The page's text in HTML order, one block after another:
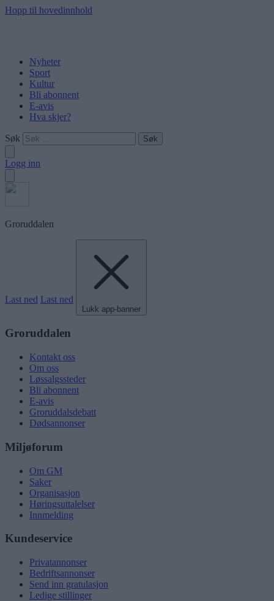
Hopp til hovedinnhold
Nyheter
Sport
Kultur
Bli abonnent
E-avis
Hva skjer?
Søk
Logg inn
Groruddalen
Last ned Last ned
Lukk app-banner
Groruddalen
Kontakt oss
Om oss
Løssalgssteder
Bli abonnent
E-avis
Groruddalsdebatt
Dødsannonser
Miljøforum
Om GM
Saker
Organisasjon
Høringsuttalelser
Innmelding
Kundeservice
Privatannonser
Bedriftsannonser
Send inn gratulasjon
Ledige stillinger